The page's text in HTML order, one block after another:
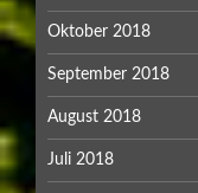
Oktober 2018
September 2018
August 2018
Juli 2018